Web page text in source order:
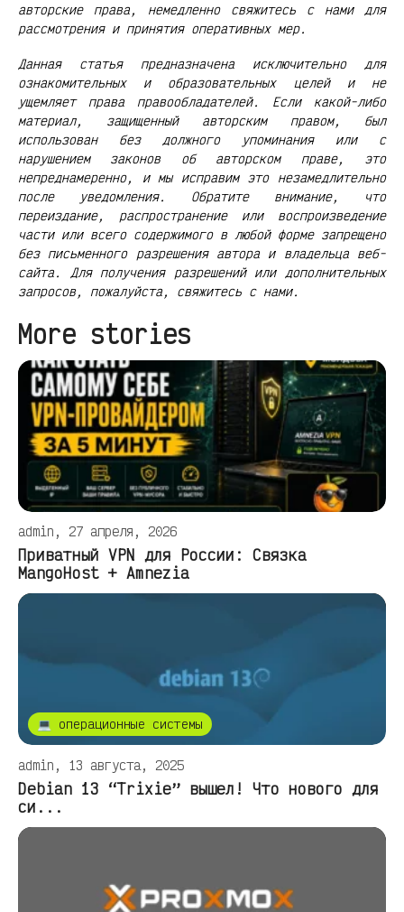
авторские права, немедленно свяжитесь с нами для
рассмотрения и принятия оперативных мер.
Данная статья предназначена исключительно для
ознакомительных и образовательных целей и не
ущемляет права правообладателей. Если какой-либо
материал, защищенный авторским правом, был
использован без должного упоминания или с
нарушением законов об авторском праве, это
непреднамеренно, и мы исправим это незамедлительно
после уведомления. Обратите внимание, что
переиздание, распространение или воспроизведение
части или всего содержимого в любой форме запрещено
без письменного разрешения автора и владельца веб-
сайта. Для получения разрешений или дополнительных
запросов, пожалуйста, свяжитесь с нами.
More stories
admin, 27 апреля, 2026
Приватный VPN для России: Связка
MangoHost + Amnezia
💻 операционные системы
admin, 13 августа, 2025
Debian 13 “Trixie” вышел! Что нового для
си...